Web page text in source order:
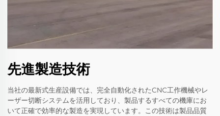
先進製造技術
当社の最新式生産設備では、完全自動化されたCNC工作機械やレ
ーザー切断システムを活用しており、製品するすべての機庫にお
いて正確で効率的な製造を実現しています。この技術は製品品質